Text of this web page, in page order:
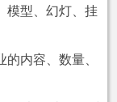
模型、幻灯、挂
的内容、数量、